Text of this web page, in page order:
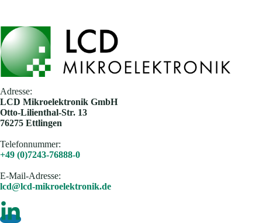
Adresse:
​LCD Mikroelektronik GmbH
Otto-Lilienthal-Str. 13
76275 Ettlingen
Telefonnummer:
+49 (0)7243-76888-0
E-Mail-Adresse​:
lcd@lcd-mikroelektronik.de